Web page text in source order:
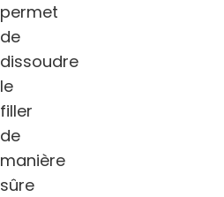
permet
de
dissoudre
le
filler
de
manière
sûre